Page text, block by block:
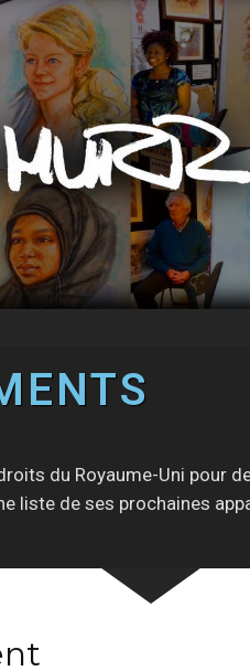
du Royaume-Uni pour
liste de ses prochaines